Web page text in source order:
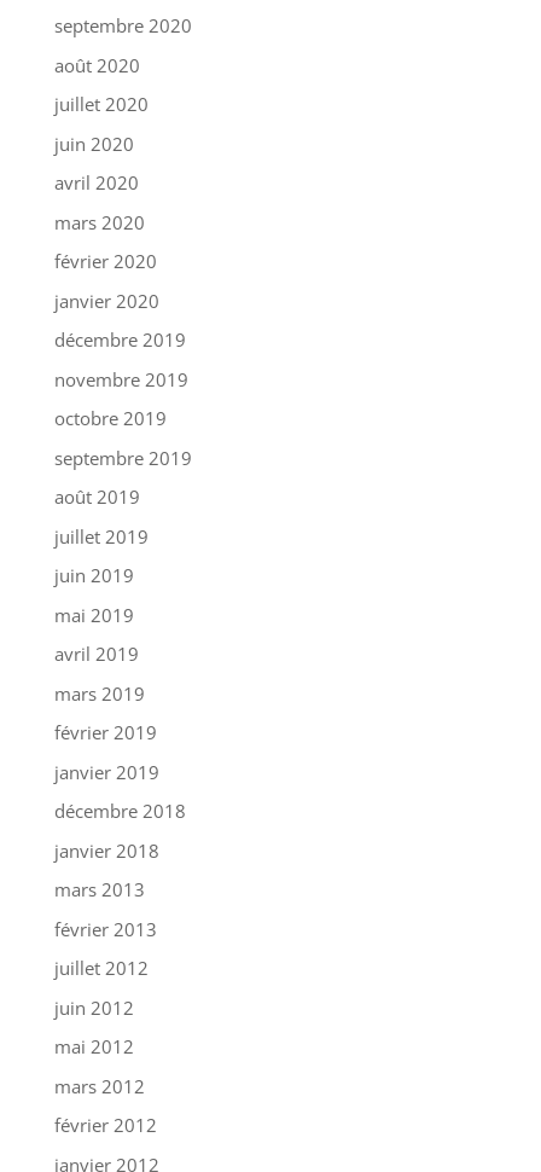
septembre 2020
août 2020
juillet 2020
juin 2020
avril 2020
mars 2020
février 2020
janvier 2020
décembre 2019
novembre 2019
octobre 2019
septembre 2019
août 2019
juillet 2019
juin 2019
mai 2019
avril 2019
mars 2019
février 2019
janvier 2019
décembre 2018
janvier 2018
mars 2013
février 2013
juillet 2012
juin 2012
mai 2012
mars 2012
février 2012
janvier 2012